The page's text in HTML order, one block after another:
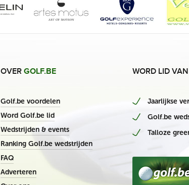
OVER GOLF.BE
Golf.be voordelen
Word Golf.be lid
Wedstrijden & events
Ranking Golf.be wedstrijden
FAQ
Adverteren
WORD LID VAN
Jaarlijkse
Golf.be
Talloze